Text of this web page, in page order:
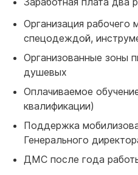
Организация рабочего
спецодеждой,
Организованные зоны
душевых
Оплачиваемое
квалификации)
Поддержка
Генерального
ДМС после года